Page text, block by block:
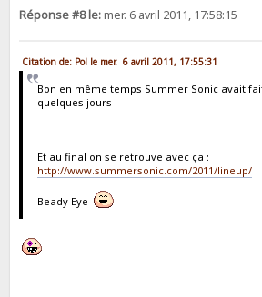
Réponse #8 le:mer. 6 avril 2011, 17:58:15
Citation de: Pol le mer. 6 avril 2011, 17:55:31
Bon en même temps Summer Sonic avait
quelques jours :
Et au final on se retrouve avec ça :
http://www.summersonic.com/2011/lineup/
Beady Eye